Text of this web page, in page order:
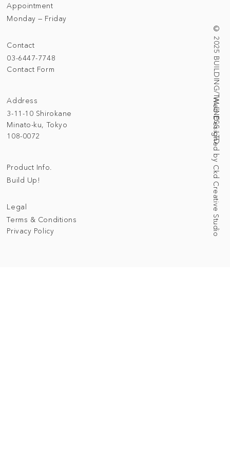
Address
3-11-10 Shirokane
Minato-ku, Tokyo
108-0072
© 2025 BUILDING/TALLNESS LTD.
Web Designed by Ckd Creative Studio
Contact
03-6447-7748
Contact Form
Appointment
Monday — Friday
Legal
Terms & Conditions
Privacy Policy
Product Info.
Build Up!